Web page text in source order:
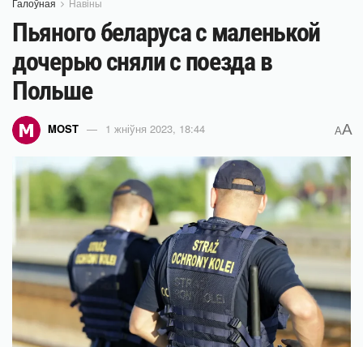
Галоўная Навіны
Пьяного беларуса с маленькой
дочерью сняли с поезда в
Польше
MOST 1 жніўня 2023, 18:44 AA